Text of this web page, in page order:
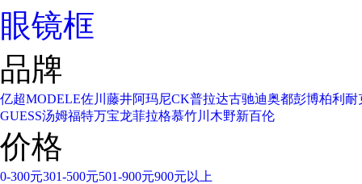
眼镜框
品牌
亿超MODELE佐川藤井阿玛尼CK普拉达古驰迪奥都彭博柏利 耐
GUESS汤姆福特万宝龙菲拉格慕竹川木野新百伦
价格
0-300元301-500元501-900元900元以上